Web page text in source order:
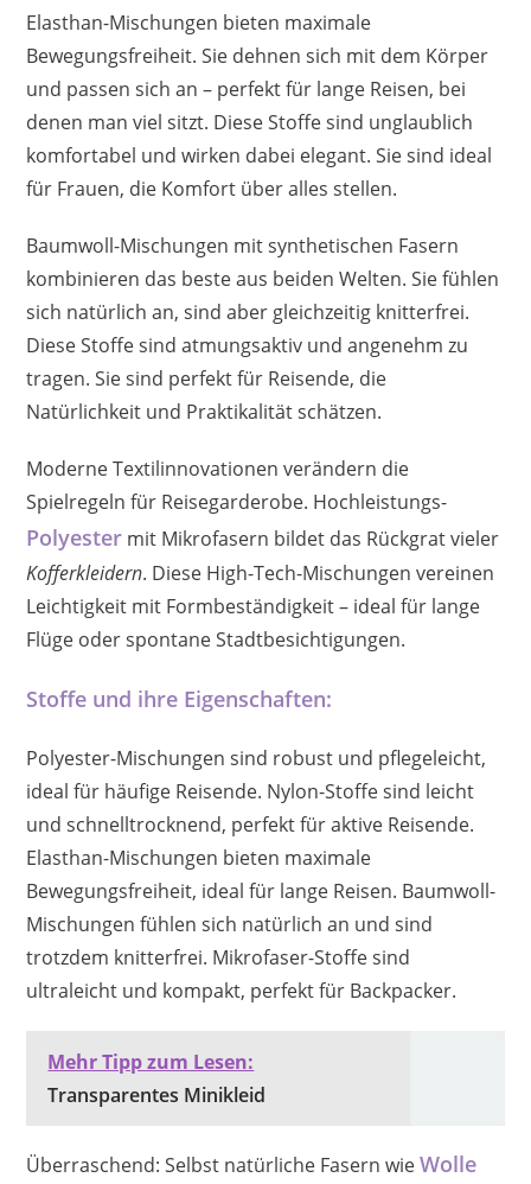
Elasthan-Mischungen bieten maximale
Bewegungsfreiheit. Sie dehnen sich mit dem Körper
und passen sich an – perfekt für lange Reisen, bei
denen man viel sitzt. Diese Stoffe sind unglaublich
komfortabel und wirken dabei elegant. Sie sind ideal
für Frauen, die Komfort über alles stellen.
Baumwoll-Mischungen mit synthetischen Fasern
kombinieren das beste aus beiden Welten. Sie fühlen
sich natürlich an, sind aber gleichzeitig knitterfrei.
Diese Stoffe sind atmungsaktiv und angenehm zu
tragen. Sie sind perfekt für Reisende, die
Natürlichkeit und Praktikalität schätzen.
Moderne Textilinnovationen verändern die
Spielregeln für Reisegarderobe. Hochleistungs-
Polyester mit Mikrofasern bildet das Rückgrat vieler
Kofferkleidern. Diese High-Tech-Mischungen vereinen
Leichtigkeit mit Formbeständigkeit – ideal für lange
Flüge oder spontane Stadtbesichtigungen.
Stoffe und ihre Eigenschaften:
Polyester-Mischungen sind robust und pflegeleicht,
ideal für häufige Reisende. Nylon-Stoffe sind leicht
und schnelltrocknend, perfekt für aktive Reisende.
Elasthan-Mischungen bieten maximale
Bewegungsfreiheit, ideal für lange Reisen. Baumwoll-
Mischungen fühlen sich natürlich an und sind
trotzdem knitterfrei. Mikrofaser-Stoffe sind
ultraleicht und kompakt, perfekt für Backpacker.
Mehr Tipp zum Lesen:
Transparentes Minikleid
Überraschend: Selbst natürliche Fasern wieWolle